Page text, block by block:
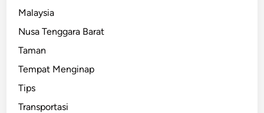
Malaysia
Nusa Tenggara Barat
Taman
Tempat Menginap
Tips
Transportasi